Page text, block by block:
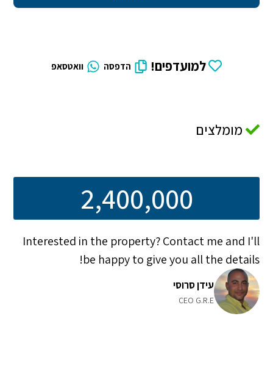
למועדפים! הדפסה וואטסאפ
מומלצים
2,400,000
Interested in the property? Contact me and I'll
be happy to give you all the details!
עידן סרוסי
CEO G.R.E